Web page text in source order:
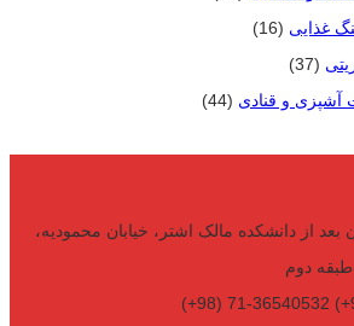
غذایی (16)
(37)
آشپزی و قنادی (44)
بعد از دانشکده مالک اشتر، خیابان محمودیه،